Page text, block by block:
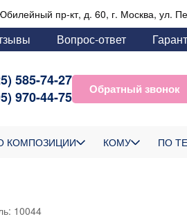
пр-кт, д. 60, г. Москва, ул.
Вопрос-ответ
585-74-27
970-44-75
Обратный звонок
КОМПОЗИЦИИ КОМУ ПО
10044